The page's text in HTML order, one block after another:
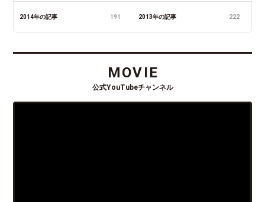
2014年の記事 191 2013年の記事 222
MOVIE
公式YouTubeチャンネル